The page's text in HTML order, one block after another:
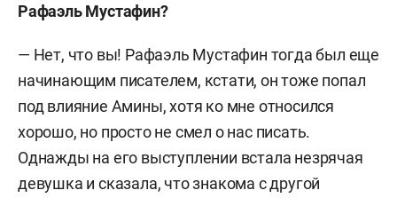
Рафаэль Мустафин?
— Нет, что вы! Рафаэль Мустафин тогда был еще
начинающим писателем, кстати, он тоже попал
под влияние Амины, хотя ко мне относился
хорошо, но просто не смел о нас писать.
Однажды на его выступлении встала незрячая
девушка и сказала, что знакома с другой